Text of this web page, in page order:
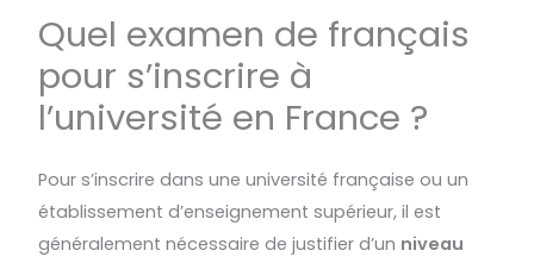
Quel examen de français
pour s’inscrire à
l’université en France ?
Pour s’inscrire dans une université française ou un
établissement d’enseignement supérieur, il est
généralement nécessaire de justifier d’un niveau